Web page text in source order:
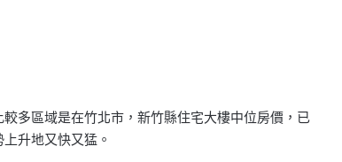
多區域是在竹北市，新竹縣住宅大樓中位房價，已
升地又快又猛。